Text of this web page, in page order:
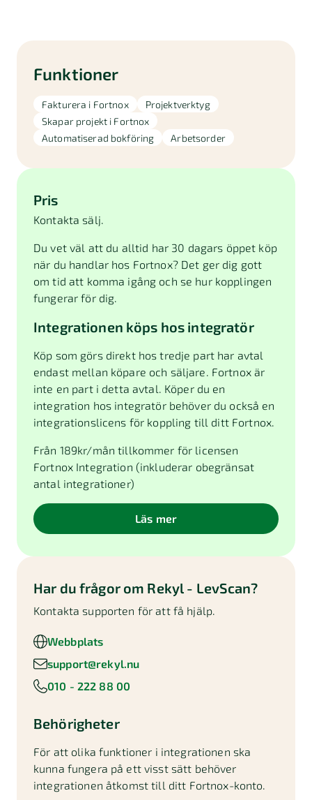
Funktioner
Fakturera i Fortnox
Projektverktyg
Skapar projekt i Fortnox
Automatiserad bokföring
Arbetsorder
Pris
Kontakta sälj.
Du vet väl att du alltid har 30 dagars öppet köp
när du handlar hos Fortnox? Det ger dig gott
om tid att komma igång och se hur kopplingen
fungerar för dig.
Integrationen köps hos integratör
Köp som görs direkt hos tredje part har avtal
endast mellan köpare och säljare. Fortnox är
inte en part i detta avtal. Köper du en
integration hos integratör behöver du också en
integrationslicens för koppling till ditt Fortnox.
Från 189kr/mån tillkommer för licensen
Fortnox Integration (inkluderar obegränsat
antal integrationer)
Läs mer
Har du frågor om Rekyl - LevScan?
Kontakta supporten för att få hjälp.
Webbplats
support@rekyl.nu
010 - 222 88 00
Behörigheter
För att olika funktioner i integrationen ska
kunna fungera på ett visst sätt behöver
integrationen åtkomst till ditt Fortnox-konto.